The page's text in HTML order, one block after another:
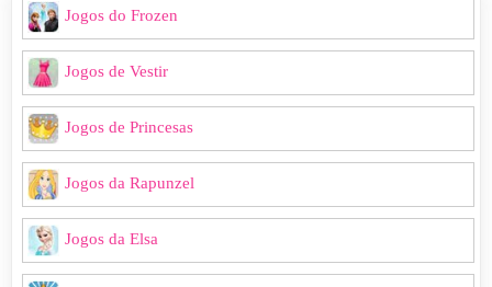
Jogos do Frozen
Jogos de Vestir
Jogos de Princesas
Jogos da Rapunzel
Jogos da Elsa